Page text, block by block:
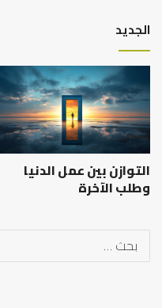
الجديد
التوازن بين عمل الدنيا
وطلب الآخرة